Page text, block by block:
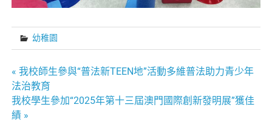
幼稚園
文
章
導
« 我校師生參與“普法新TEEN地”活動多維普法助力青少年
法治教育
我校學生參加“2025年第十三屆澳門國際創新發明展”獲佳
績 »